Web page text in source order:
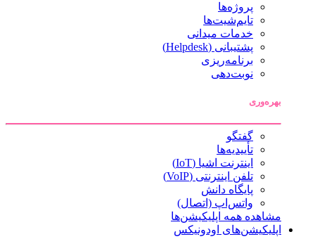
پروژه‌ها
تایم‌شیت‌ها
خدمات میدانی
پشتیبانی (Helpdesk)
برنامه‌ریزی
نوبت‌دهی
بهره‌وری
گفتگو
تأییدیه‌ها
اینترنت اشیا (IoT)
تلفن اینترنتی (VoIP)
پایگاه دانش
واتس‌اپ (اتصال)
مشاهده همه اپلیکیشن‌ها
اپلیکیشن‌های اودونیکس